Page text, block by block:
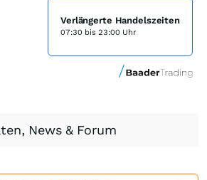
Verlängerte Handelszeiten
07:30 bis 23:00 Uhr
News & Forum